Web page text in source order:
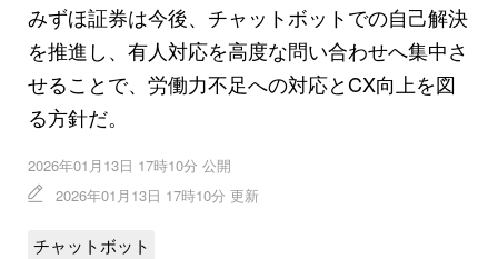
みずほ証券は今後、チャットボットでの自己解決
を推進し、有人対応を高度な問い合わせへ集中さ
せることで、労働力不足への対応とCX向上を図
る方針だ。
2026年01月13日 17時10分 公開
2026年01月13日 17時10分 更新
チャットボット